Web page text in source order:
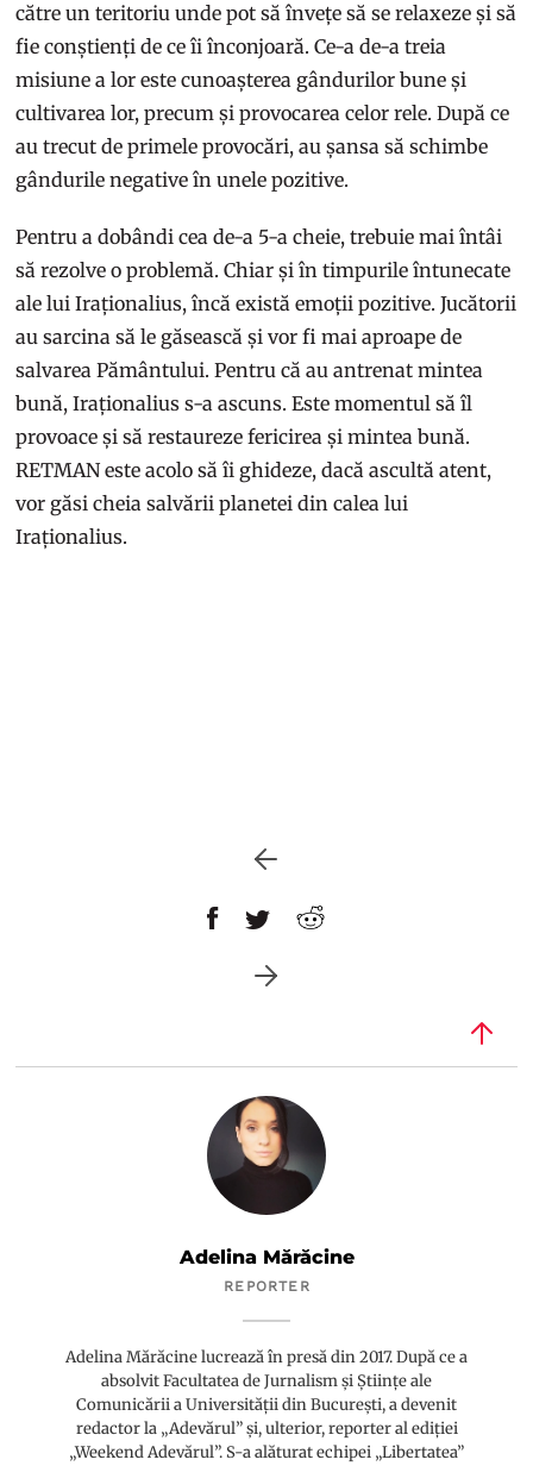
către un teritoriu unde pot să învețe să se relaxeze și să
fie conștienți de ce îi înconjoară. Ce-a de-a treia
misiune a lor este cunoașterea gândurilor bune și
cultivarea lor, precum și provocarea celor rele. După ce
au trecut de primele provocări, au șansa să schimbe
gândurile negative în unele pozitive.
Pentru a dobândi cea de-a 5-a cheie, trebuie mai întâi
să rezolve o problemă. Chiar și în timpurile întunecate
ale lui Iraționalius, încă există emoții pozitive. Jucătorii
au sarcina să le găsească și vor fi mai aproape de
salvarea Pământului. Pentru că au antrenat mintea
bună, Iraționalius s-a ascuns. Este momentul să îl
provoace și să restaureze fericirea și mintea bună.
RETMAN este acolo să îi ghideze, dacă ascultă atent,
vor găsi cheia salvării planetei din calea lui
Iraționalius.
Adelina Mărăcine
REPORTER
Adelina Mărăcine lucrează în presă din 2017. După ce a
absolvit Facultatea de Jurnalism și Științe ale
Comunicării a Universității din București, a devenit
redactor la „Adevărul” și, ulterior, reporter al ediției
„Weekend Adevărul”. S-a alăturat echipei „Libertatea”